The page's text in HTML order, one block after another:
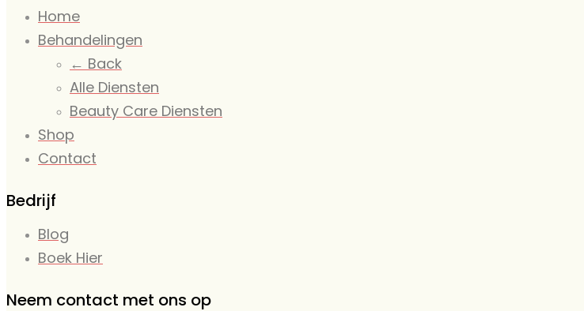
Home
Behandelingen
← Back
Alle Diensten
Beauty Care Diensten
Shop
Contact
Bedrijf
Blog
Boek Hier
Neem contact met ons op